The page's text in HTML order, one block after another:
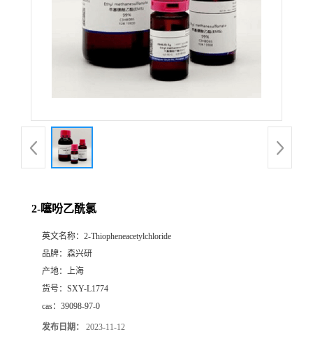
2-噻吩乙酰氯
英文名称： 2-Thiopheneacetylchloride
品牌： 森兴研
产地： 上海
货号： SXY-L1774
cas： 39098-97-0
发布日期： 2023-11-12